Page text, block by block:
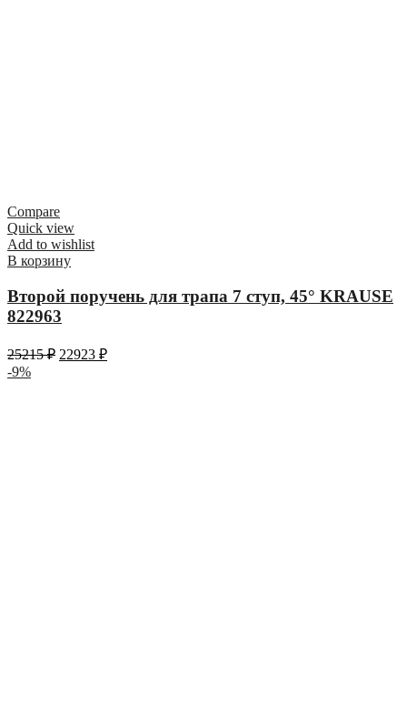
Compare
Quick view
Add to wishlist
В корзину
Второй поручень для трапа 7 ступ, 45° KRAUSE
822963
25215₽ 22923 ₽
-9%